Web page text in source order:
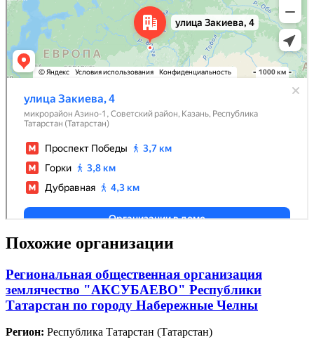
Похожие организации
Региональная общественная организация
землячество "АКСУБАЕВО" Республики
Татарстан по городу Набережные Челны
Регион: Республика Татарстан (Татарстан)